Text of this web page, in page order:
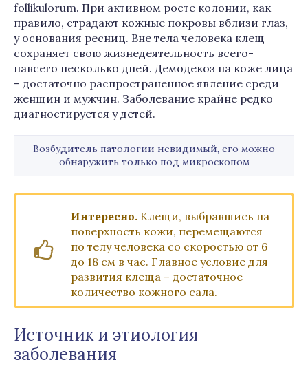
follikulorum. При активном росте колонии, как
правило, страдают кожные покровы вблизи глаз,
у основания ресниц. Вне тела человека клещ
сохраняет свою жизнедеятельность всего-
навсего несколько дней. Демодекоз на коже лица
– достаточно распространенное явление среди
женщин и мужчин. Заболевание крайне редко
диагностируется у детей.
Возбудитель патологии невидимый, его можно
обнаружить только под микроскопом
Интересно. Клещи, выбравшись на
поверхность кожи, перемещаются
по телу человека со скоростью от 6
до 18 см в час. Главное условие для
развития клеща – достаточное
количество кожного сала.
Источник и этиология
заболевания